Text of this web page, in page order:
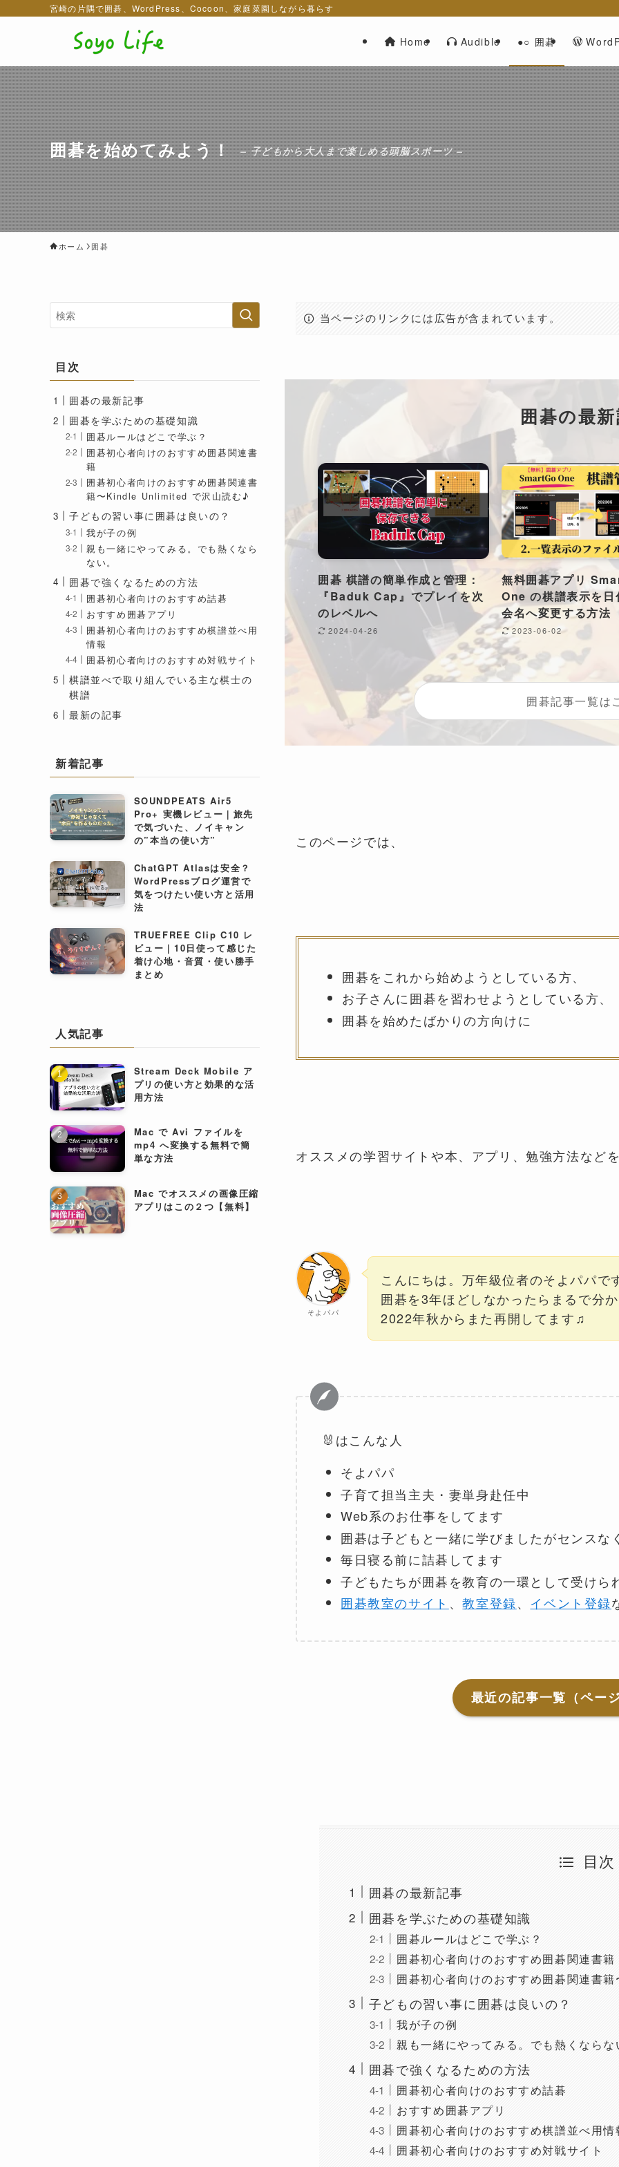
宮崎の片隅で囲碁、WordPress、Cocoon、家庭菜園しながら暮らす
Home Audible ●○ 囲碁
囲碁を始めてみよう！ – 子どもから大人まで楽しめる頭脳スポーツ –
ホーム 囲碁
当ページのリンクには広告が含まれています。
囲碁の最
囲碁 棋譜の簡単作成と管理：
『Baduk Cap』でプレイを次
のレベルへ
2024-04-26
無料囲碁アプリ
One の棋譜表示を日
会名へ変更する方法
2023-06-02
囲碁記事一覧は
このページでは、
囲碁をこれから始めようとしている方、
お子さんに囲碁を習わせようとしている方、
囲碁を始めたばかりの方向けに
オススメの学習サイトや本、アプリ、勉強方法など
そよパパ
こんにちは。万年級位者のそよパパで
囲碁を3年ほどしなかったらまるで分
2022年秋からまた再開してます♫
🐰はこんな人
そよパパ
子育て担当主夫・妻単身赴任中
Web系のお仕事をしてます
囲碁は子どもと一緒に学びましたがセンスな
毎日寝る前に詰碁してます
子どもたちが囲碁を教育の一環として受けら
囲碁教室のサイト 、教室登録、 イベント登録
最近の記事一覧（ペー
目次
囲碁の最新記事
囲碁を学ぶための基礎知識
囲碁ルールはどこで学ぶ？
囲碁初心者向けのおすすめ囲碁関連書籍
囲碁初心者向けのおすすめ囲碁関連
子どもの習い事に囲碁は良いの？
我が子の例
親も一緒にやってみる。でも熱くならな
囲碁で強くなるための方法
囲碁初心者向けのおすすめ詰碁
おすすめ囲碁アプリ
囲碁初心者向けのおすすめ棋譜並べ用情
囲碁初心者向けのおすすめ対戦サイト
目次
囲碁の最新記事
囲碁を学ぶための基礎知識
囲碁ルールはどこで学ぶ？
囲碁初心者向けのおすすめ囲碁関連書
籍
囲碁初心者向けのおすすめ囲碁関連書
籍〜Kindle Unlimited で沢山読む♪
子どもの習い事に囲碁は良いの？
我が子の例
親も一緒にやってみる。でも熱くなら
ない。
囲碁で強くなるための方法
囲碁初心者向けのおすすめ詰碁
おすすめ囲碁アプリ
囲碁初心者向けのおすすめ棋譜並べ用
情報
囲碁初心者向けのおすすめ対戦サイト
棋譜並べで取り組んでいる主な棋士の
棋譜
最新の記事
新着記事
SOUNDPEATS Air5
Pro+ 実機レビュー｜旅先
で気づいた、ノイキャン
の”本当の使い方”
ChatGPT Atlasは安全？
WordPressブログ運営で
気をつけたい使い方と活用
法
TRUEFREE Clip C10 レ
ビュー｜10日使って感じた
着け心地・音質・使い勝手
まとめ
人気記事
Stream Deck Mobile ア
プリの使い方と効果的な活
用方法
Mac で Avi ファイルを
mp4 へ変換する無料で簡
単な方法
Mac でオススメの画像圧縮
アプリはこの２つ【無料】